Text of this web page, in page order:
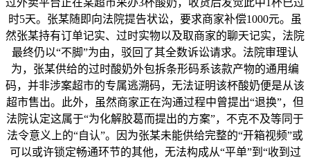
过外卖平台正在某超市采办3杯酸奶，收货后发觉此中1杯已过
时5天。张某随即向法院提告状讼，要求商家补偿1000元。虽
然张某持有订单记实、过时实物以及取商家的聊天记实，法院
最终仍以“不脚”为由，驳回了其全数诉讼请求。法院审理认
为，张某供给的过时酸奶外包拆条形码系该款产物的通用编
码，并非涉案超市的专属逃溯码，无法证明该杯酸奶便是从该
超市售出。此外，虽然商家正在沟通过程中曾提出“退换”，但
法院认定这属于“为化解胶葛而提出的方案”，不克不及等同于
法令意义上的“自认”。因为张某未能供给完整的“开箱视频”或
可以或许锁定畅通环节的其他，无法构成从“平单”到“收到过